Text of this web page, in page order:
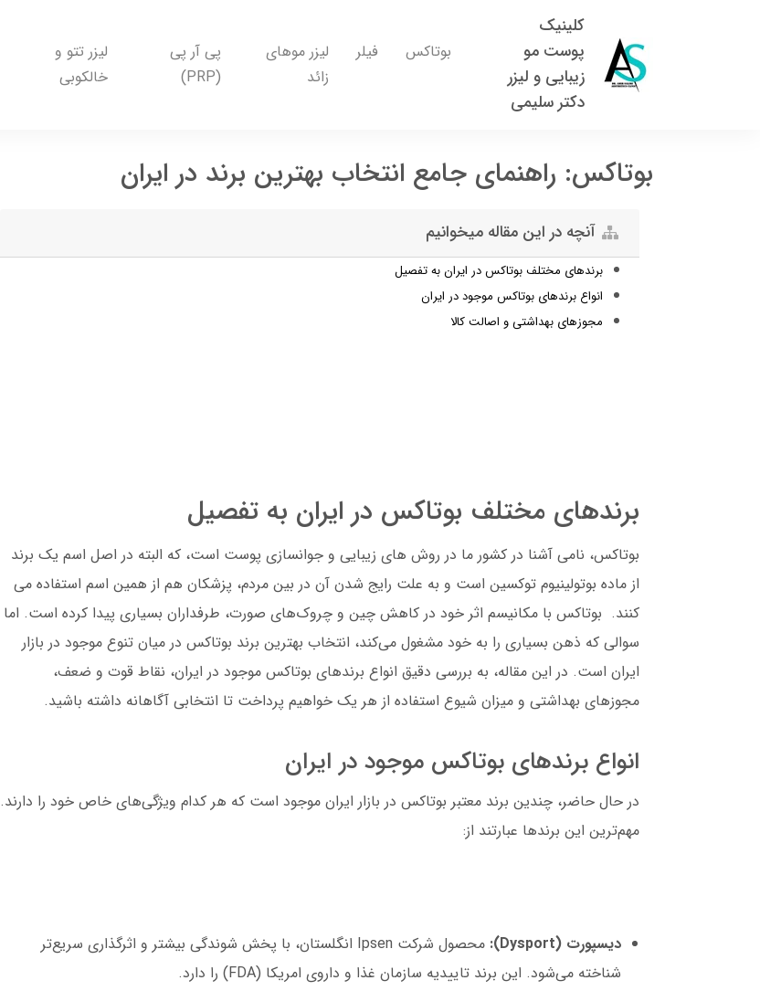
کلینیک
پوست مو
زیبایی و لیزر
دکتر سلیمی
بوتاکس فیلر
لیزر موهای
زائد
پی آر پی
(PRP)
لیزر تتو و
خالکوبی
بوتاکس: راهنمای جامع انتخاب بهترین برند در ایران
آنچه در این مقاله میخوانیم
برندهای مختلف بوتاکس در ایران به تفصیل
انواع برندهای بوتاکس موجود در ایران
مجوزهای بهداشتی و اصالت کالا
برندهای مختلف بوتاکس در ایران به تفصیل
بوتاکس، نامی آشنا در کشور ما در روش های زیبایی و جوانسازی پوست است، که البته در اصل اسم یک برند
از ماده بوتولینیوم توکسین است و به علت رایج شدن آن در بین مردم، پزشکان هم از همین اسم استفاده می
کنند. بوتاکس با مکانیسم اثر خود در کاهش چین و چروک‌های صورت، طرفداران بسیاری پیدا کرده است. اما
سوالی که ذهن بسیاری را به خود مشغول می‌کند، انتخاب بهترین برند بوتاکس در میان تنوع موجود در بازار
ایران است. در این مقاله، به بررسی دقیق انواع برندهای بوتاکس موجود در ایران، نقاط قوت و ضعف،
مجوزهای بهداشتی و میزان شیوع استفاده از هر یک خواهیم پرداخت تا انتخابی آگاهانه داشته باشید.
انواع برندهای بوتاکس موجود در ایران
در حال حاضر، چندین برند معتبر بوتاکس در بازار ایران موجود است که هر کدام ویژگی‌های خاص خود را دارند.
مهم‌ترین این برندها عبارتند از:
دیسپورت (Dysport):
محصول شرکت Ipsen انگلستان، با پخش شوندگی بیشتر و اثرگذاری سریع‌تر
شناخته می‌شود. این برند تاییدیه سازمان غذا و داروی امریکا (FDA) را دارد.